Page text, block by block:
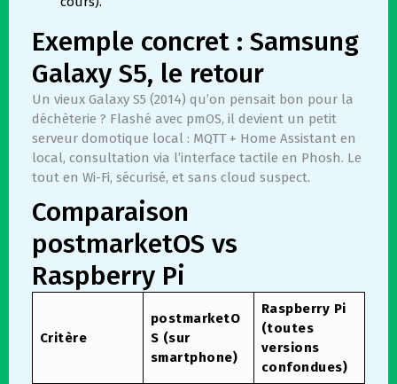
Exemple concret : Samsung
Galaxy S5, le retour
Un vieux Galaxy S5 (2014) qu’on pensait bon pour la
déchèterie ? Flashé avec pmOS, il devient un petit
serveur domotique local : MQTT + Home Assistant en
local, consultation via l’interface tactile en Phosh. Le
tout en Wi-Fi, sécurisé, et sans cloud suspect.
Comparaison
postmarketOS vs
Raspberry Pi
Critère
postmarketO
S (sur
smartphone)
Raspberry Pi
(toutes
versions
confondues)